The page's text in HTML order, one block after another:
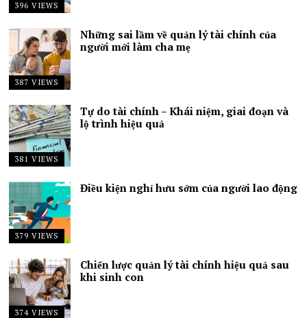
396 VIEWS
387 VIEWS
Những sai lầm về quản lý tài chính của
người mới làm cha mẹ
381 VIEWS
Tự do tài chính – Khái niệm, giai đoạn và
lộ trình hiệu quả
379 VIEWS
Điều kiện nghỉ hưu sớm của người lao động
374 VIEWS
Chiến lược quản lý tài chính hiệu quả sau
khi sinh con